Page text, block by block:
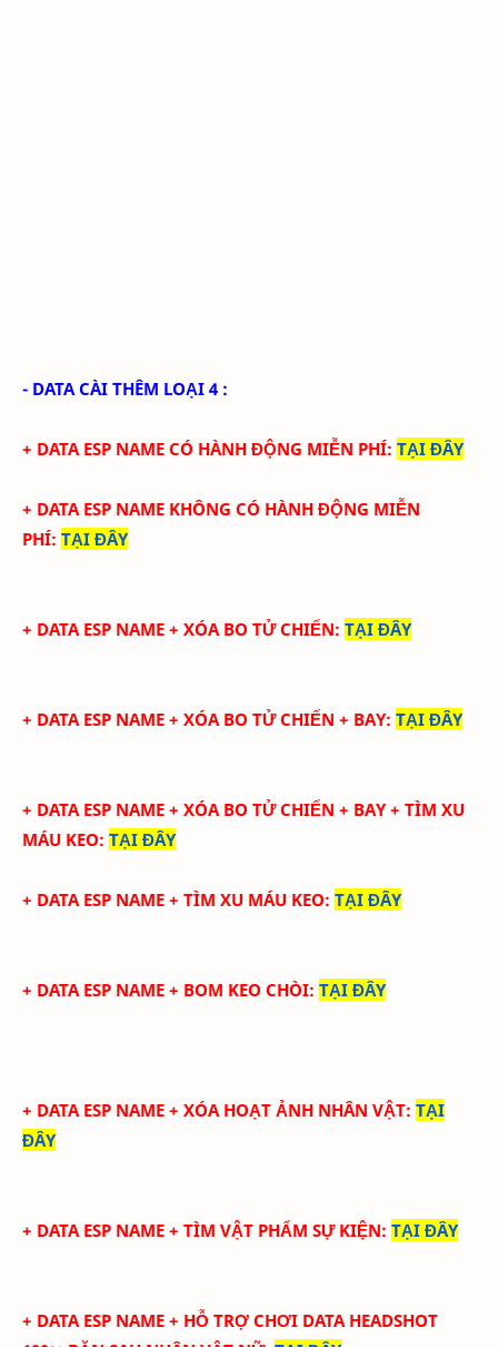
- DATA CÀI THÊM LOẠI 4 :
+ DATA ESP NAME CÓ HÀNH ĐỘNG MIỄN PHÍ: TẠI ĐÂY
+ DATA ESP NAME KHÔNG CÓ HÀNH ĐỘNG MIỄN
PHÍ: TẠI ĐÂY
+ DATA ESP NAME + XÓA BO TỬ CHIẾN: TẠI ĐÂY
+ DATA ESP NAME + XÓA BO TỬ CHIẾN + BAY: TẠI ĐÂY
+ DATA ESP NAME + XÓA BO TỬ CHIẾN + BAY + TÌM XU
MÁU KEO: TẠI ĐÂY
+ DATA ESP NAME + TÌM XU MÁU KEO: TẠI ĐÂY
+ DATA ESP NAME + BOM KEO CHÒI: TẠI ĐÂY
+ DATA ESP NAME + XÓA HOẠT ẢNH NHÂN VẬT: TẠI
ĐÂY
+ DATA ESP NAME + TÌM VẬT PHẨM SỰ KIỆN: TẠI ĐÂY
+ DATA ESP NAME + HỖ TRỢ CHƠI DATA HEADSHOT